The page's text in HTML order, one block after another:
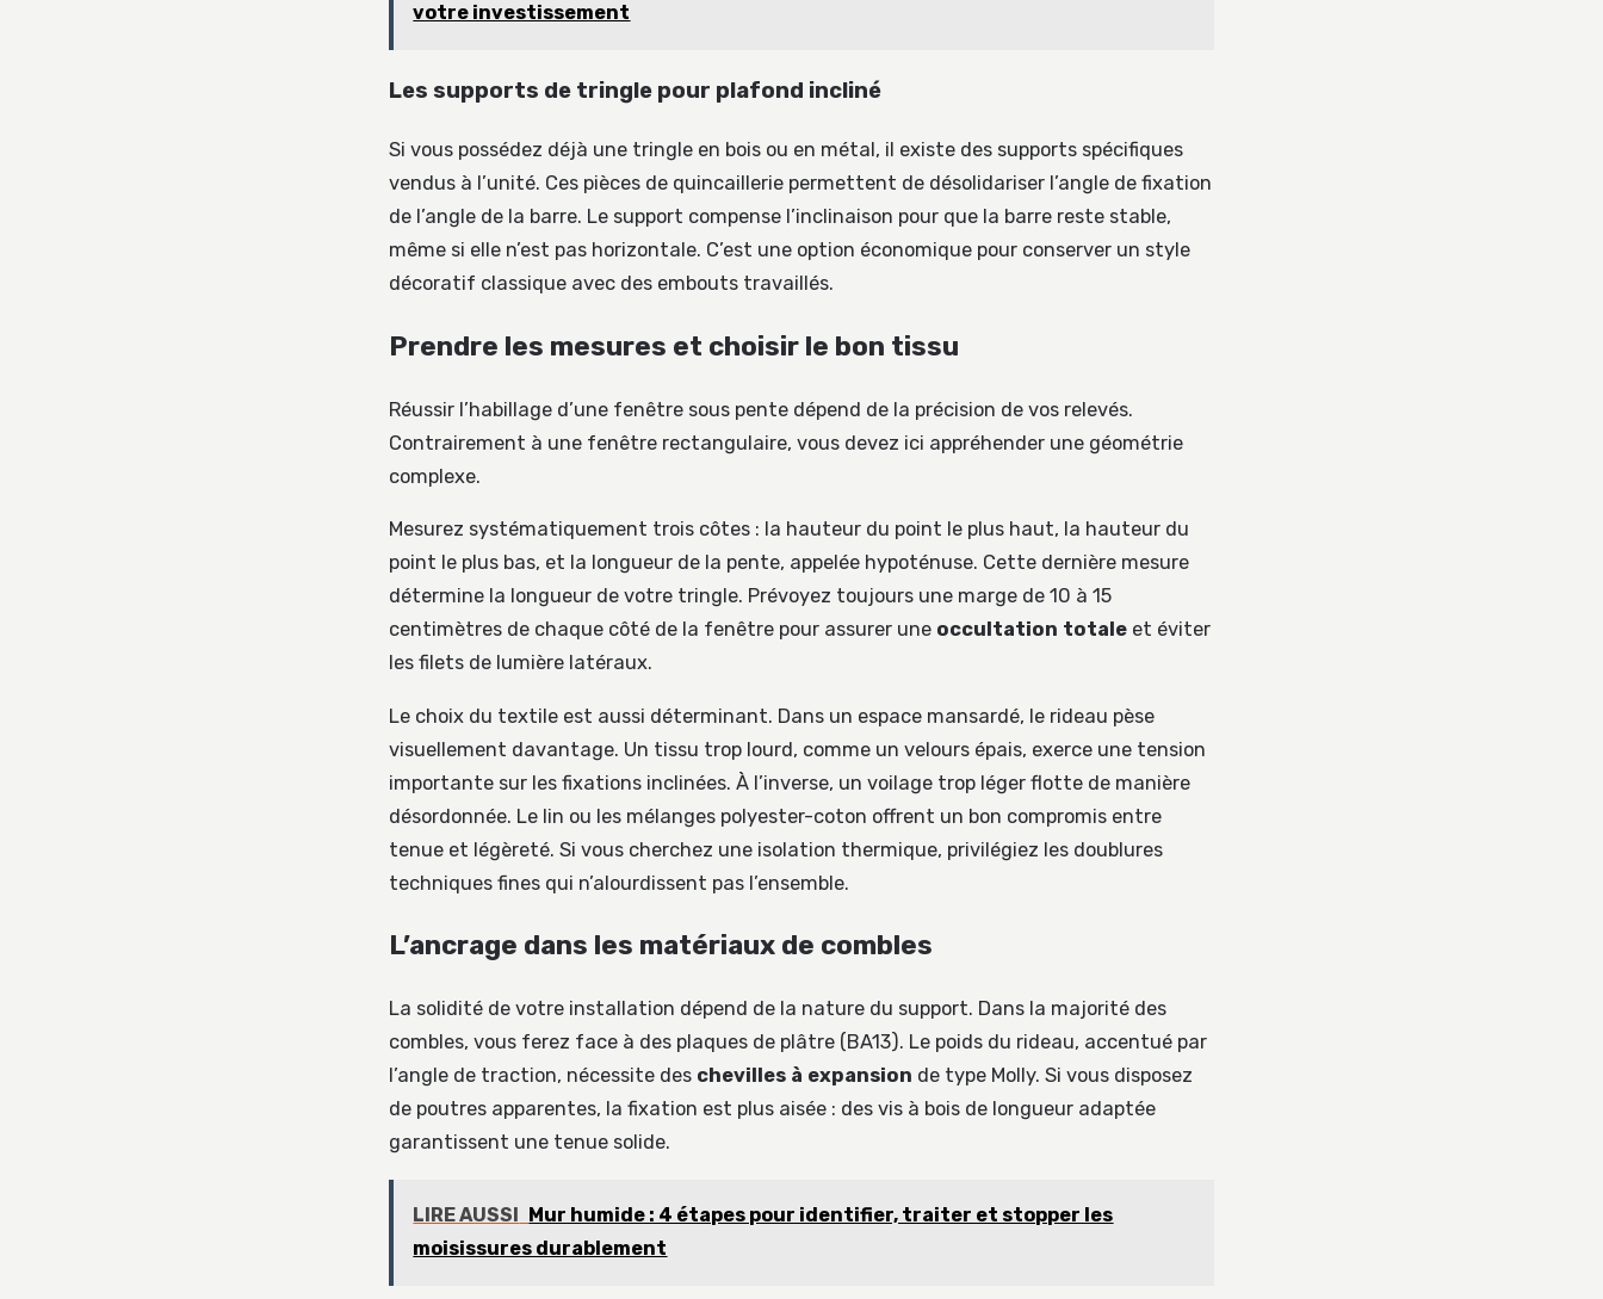
votre investissement
Les supports de tringle pour plafond incliné
Si vous possédez déjà une tringle en bois ou en métal, il existe des supports spécifiques
vendus à l’unité. Ces pièces de quincaillerie permettent de désolidariser l’angle de fixation
de l’angle de la barre. Le support compense l’inclinaison pour que la barre reste stable,
même si elle n’est pas horizontale. C’est une option économique pour conserver un style
décoratif classique avec des embouts travaillés.
Prendre les mesures et choisir le bon tissu
Réussir l’habillage d’une fenêtre sous pente dépend de la précision de vos relevés.
Contrairement à une fenêtre rectangulaire, vous devez ici appréhender une géométrie
complexe.
Mesurez systématiquement trois côtes : la hauteur du point le plus haut, la hauteur du
point le plus bas, et la longueur de la pente, appelée hypoténuse. Cette dernière mesure
détermine la longueur de votre tringle. Prévoyez toujours une marge de 10 à 15
centimètres de chaque côté de la fenêtre pour assurer une occultation totale et éviter
les filets de lumière latéraux.
Le choix du textile est aussi déterminant. Dans un espace mansardé, le rideau pèse
visuellement davantage. Un tissu trop lourd, comme un velours épais, exerce une tension
importante sur les fixations inclinées. À l’inverse, un voilage trop léger flotte de manière
désordonnée. Le lin ou les mélanges polyester-coton offrent un bon compromis entre
tenue et légèreté. Si vous cherchez une isolation thermique, privilégiez les doublures
techniques fines qui n’alourdissent pas l’ensemble.
L’ancrage dans les matériaux de combles
La solidité de votre installation dépend de la nature du support. Dans la majorité des
combles, vous ferez face à des plaques de plâtre (BA13). Le poids du rideau, accentué par
l’angle de traction, nécessite des chevilles à expansion de type Molly. Si vous disposez
de poutres apparentes, la fixation est plus aisée : des vis à bois de longueur adaptée
garantissent une tenue solide.
LIRE AUSSI Mur humide : 4 étapes pour identifier, traiter et stopper les
moisissures durablement